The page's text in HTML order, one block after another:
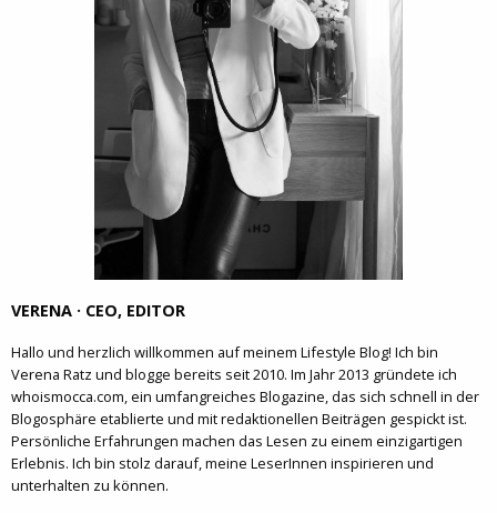
VERENA · CEO, EDITOR
Hallo und herzlich willkommen auf meinem Lifestyle Blog! Ich bin
Verena Ratz und blogge bereits seit 2010. Im Jahr 2013 gründete ich
whoismocca.com, ein umfangreiches Blogazine, das sich schnell in der
Blogosphäre etablierte und mit redaktionellen Beiträgen gespickt ist.
Persönliche Erfahrungen machen das Lesen zu einem einzigartigen
Erlebnis. Ich bin stolz darauf, meine LeserInnen inspirieren und
unterhalten zu können.